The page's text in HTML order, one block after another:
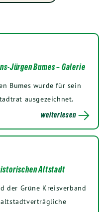
Jürgen Bumes – Galerie
Bumes wurde für sein
ausgezeichnet.
weiterlesen
Altstadt
der Grüne Kreisverband